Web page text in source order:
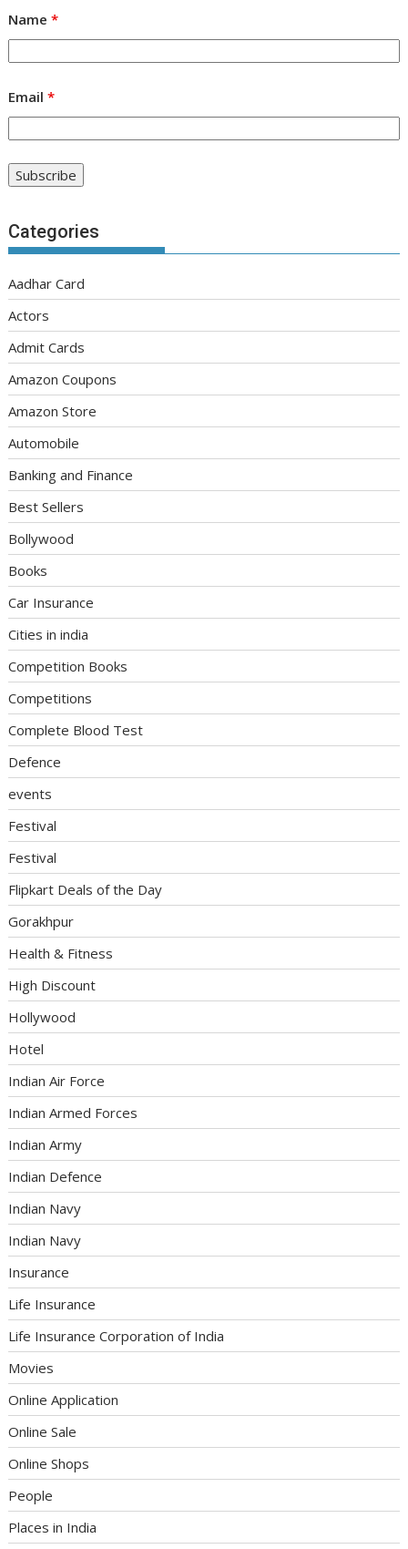
Name*
Email*
Categories
Aadhar Card
Actors
Admit Cards
Amazon Coupons
Amazon Store
Automobile
Banking and Finance
Best Sellers
Bollywood
Books
Car Insurance
Cities in india
Competition Books
Competitions
Complete Blood Test
Defence
events
Festival
Festival
Flipkart Deals of the Day
Gorakhpur
Health & Fitness
High Discount
Hollywood
Hotel
Indian Air Force
Indian Armed Forces
Indian Army
Indian Defence
Indian Navy
Indian Navy
Insurance
Life Insurance
Life Insurance Corporation of India
Movies
Online Application
Online Sale
Online Shops
People
Places in India